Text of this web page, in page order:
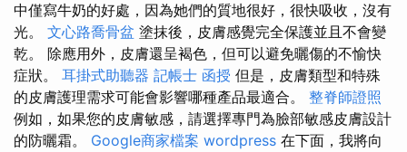
中僅寫牛奶的好處，因為她們的質地很好，很快吸收，沒有
光。 文心路喬骨盆 塗抹後，皮膚感覺完全保護並且不會變
乾。 除應用外，皮膚還呈褐色，但可以避免曬傷的不愉快
症狀。 耳掛式助聽器 記帳士 函授 但是，皮膚類型和特殊
的皮膚護理需求可能會影響哪種產品最適合。 整脊師證照
例如，如果您的皮膚敏感，請選擇專門為臉部敏感皮膚設計
的防曬霜。 Google商家檔案 wordpress 在下面，我將向